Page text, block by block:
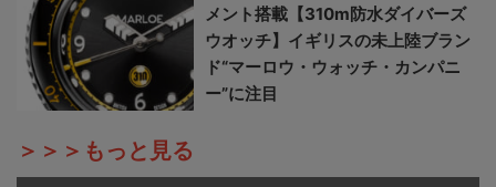
メント搭載【310m防水ダイバーズ
ウオッチ】イギリスの未上陸ブラン
ド“マーロウ・ウォッチ・カンパニ
ー”に注目
＞＞＞もっと見る